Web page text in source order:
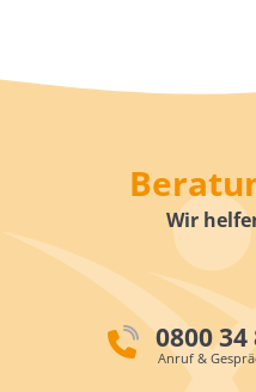
Wir
0800 34
Anruf &